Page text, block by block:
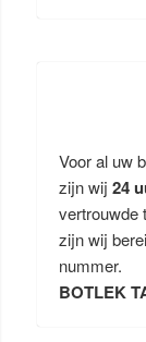
Voor al uw
zijn wij 24
vertrouwde
zijn wij
nummer.
BOTLEK